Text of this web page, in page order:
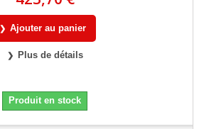
Ajouter au panier
Plus de détails
Produit en stock